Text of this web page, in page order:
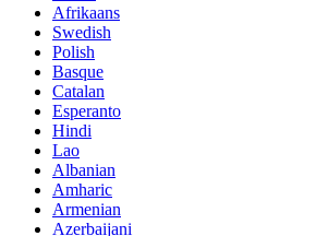
Afrikaans
Swedish
Polish
Basque
Catalan
Esperanto
Hindi
Lao
Albanian
Amharic
Armenian
Azerbaijani